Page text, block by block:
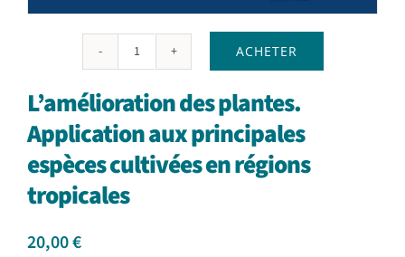
quantité
L'amélioration
plantes.
Application
aux
ACHETER
L’amélioration des plantes.
Application aux principales
espèces cultivées en régions
tropicales
20,00€